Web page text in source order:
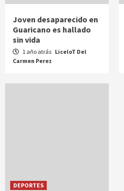
Joven desaparecido en
Guaricano es hallado
sin vida
1 año atrás LiceloT Del
Carmen Perez
DEPORTES